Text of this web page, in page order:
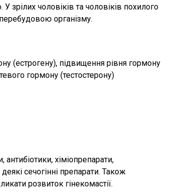
зрілих чоловіків та чоловіків похилого
організму.
(естрогену), підвищення рівня гормону
гормону (тестостерону)
хіміопрепарати,
сечогінні препарати. Також
розвиток гінекомастії.